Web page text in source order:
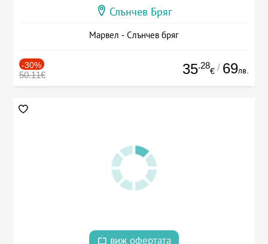
Слънчев Бряг
Марвел - Слънчев бряг
-30%
50.11€ 35.28
€ / 69лв.
виж офертата